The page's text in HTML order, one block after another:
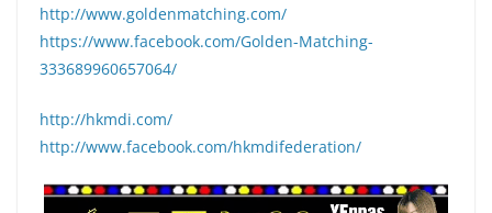
http://www.goldenmatching.com/
https://www.facebook.com/Golden-Matching-
333689960657064/
http://hkmdi.com/
http://www.facebook.com/hkmdifederation/